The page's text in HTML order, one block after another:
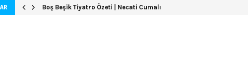
Boş Beşik Tiyatro Özeti | Necati Cumalı